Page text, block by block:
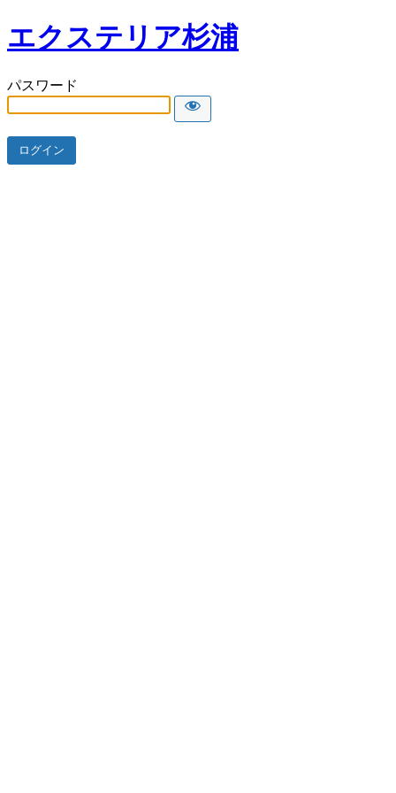
エクステリア杉浦
パスワード